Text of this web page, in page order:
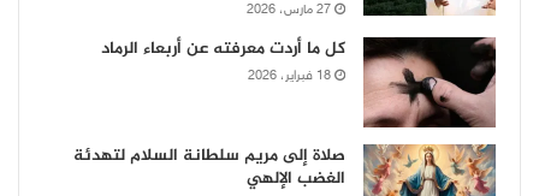
27 مارس، 2026
كل ما أردت معرفته عن أربعاء الرماد
18 فبراير، 2026
صلاة إلى مريم سلطانة السلام لتهدئة
الغضب الإلهي